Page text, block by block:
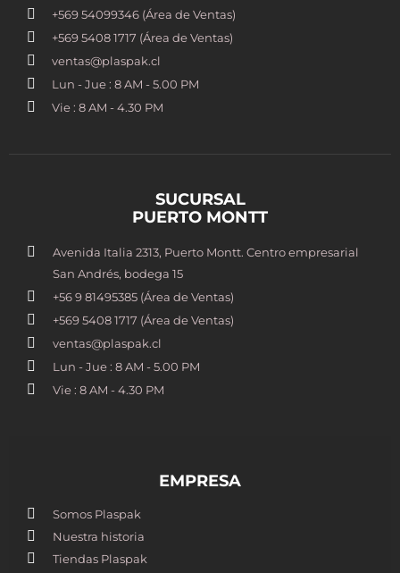
+569 54099346 (Área de Ventas)
+569 5408 1717 (Área de Ventas)
ventas@plaspak.cl
Lun - Jue : 8 AM - 5.00 PM
Vie : 8 AM - 4.30 PM
SUCURSAL
PUERTO MONTT
Avenida Italia 2313, Puerto Montt. Centro empresarial
San Andrés, bodega 15
+56 9 81495385 (Área de Ventas)
+569 5408 1717 (Área de Ventas)
ventas@plaspak.cl
Lun - Jue : 8 AM - 5.00 PM
Vie : 8 AM - 4.30 PM
EMPRESA
Somos Plaspak
Nuestra historia
Tiendas Plaspak